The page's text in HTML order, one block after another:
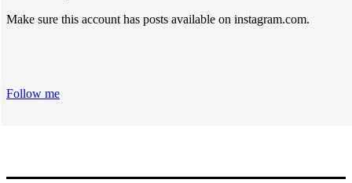
Make sure this account has posts available on instagram.com.
Follow me